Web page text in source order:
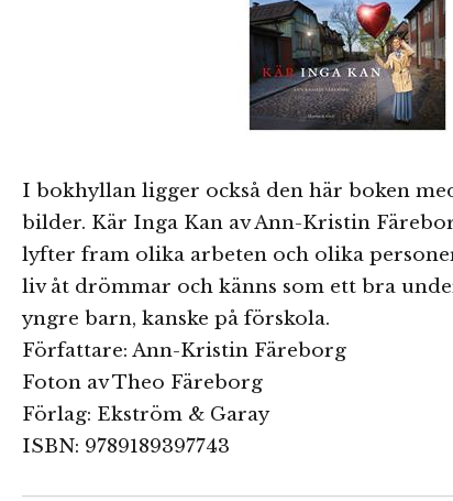
I bokhyllan ligger också den här boken
bilder. Kär Inga Kan av Ann-Kristin
lyfter fram olika arbeten och olika
liv åt drömmar och känns som ett bra
yngre barn, kanske på förskola.
Författare: Ann-Kristin Färeborg
Foton av Theo Färeborg
Förlag: Ekström & Garay
ISBN: 9789189397743